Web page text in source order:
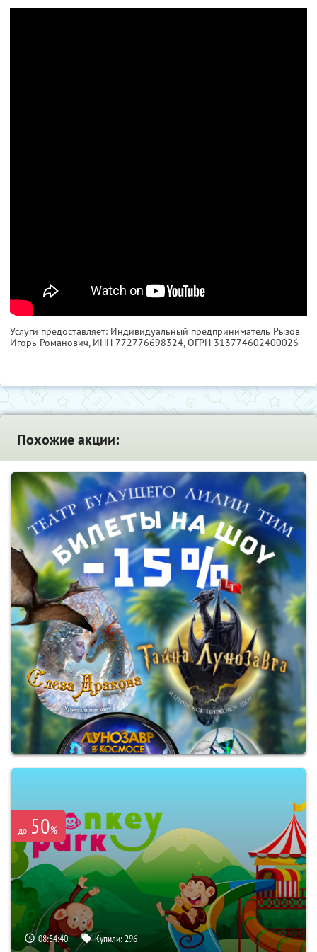
Услуги предоставляет: Индивидуальный предприниматель Рызов
Игорь Романович, ИНН 772776698324, ОГРН 313774602400026
Похожие акции:
до 50%
08:54:39 Купили:296